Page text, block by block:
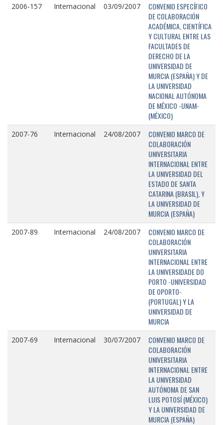
2006-157 Internacional 03/09/2007
CONVENIO ESPECÍFICO
DE COLABORACIÓN
ACADÉMICA, CIENTÍFICA
Y CULTURAL ENTRE LAS
FACULTADES DE
DERECHO DE LA
UNIVERSIDAD DE
MURCIA (ESPAÑA) Y DE
LA UNIVERSIDAD
NACIONAL AUTÓNOMA
DE MÉXICO -UNAM-
(MÉXICO)
2007-76 Internacional 24/08/2007
CONVENIO MARCO DE
COLABORACIÓN
UNIVERSITARIA
INTERNACIONAL ENTRE
LA UNIVERSIDAD DEL
ESTADO DE SANTA
CATARINA (BRASIL), Y
LA UNIVERSIDAD DE
MURCIA (ESPAÑA)
2007-89 Internacional 24/08/2007
CONVENIO MARCO DE
COLABORACIÓN
UNIVERSITARIA
INTERNACIONAL ENTRE
LA UNIVERSIDADE DO
PORTO -UNIVERSIDAD
DE OPORTO-
(PORTUGAL) Y LA
UNIVERSIDAD DE
MURCIA
2007-69 Internacional 30/07/2007
CONVENIO MARCO DE
COLABORACIÓN
UNIVERSITARIA
INTERNACIONAL ENTRE
LA UNIVERSIDAD
AUTÓNOMA DE SAN
LUIS POTOSÍ (MÉXICO)
Y LA UNIVERSIDAD DE
MURCIA (ESPAÑA)